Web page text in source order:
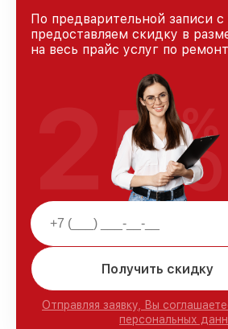
По предварительной записи с
предоставляем скидку в
на весь прайс услуг по
Получить скидку
Отправляя заявку, Вы
персональных
25%